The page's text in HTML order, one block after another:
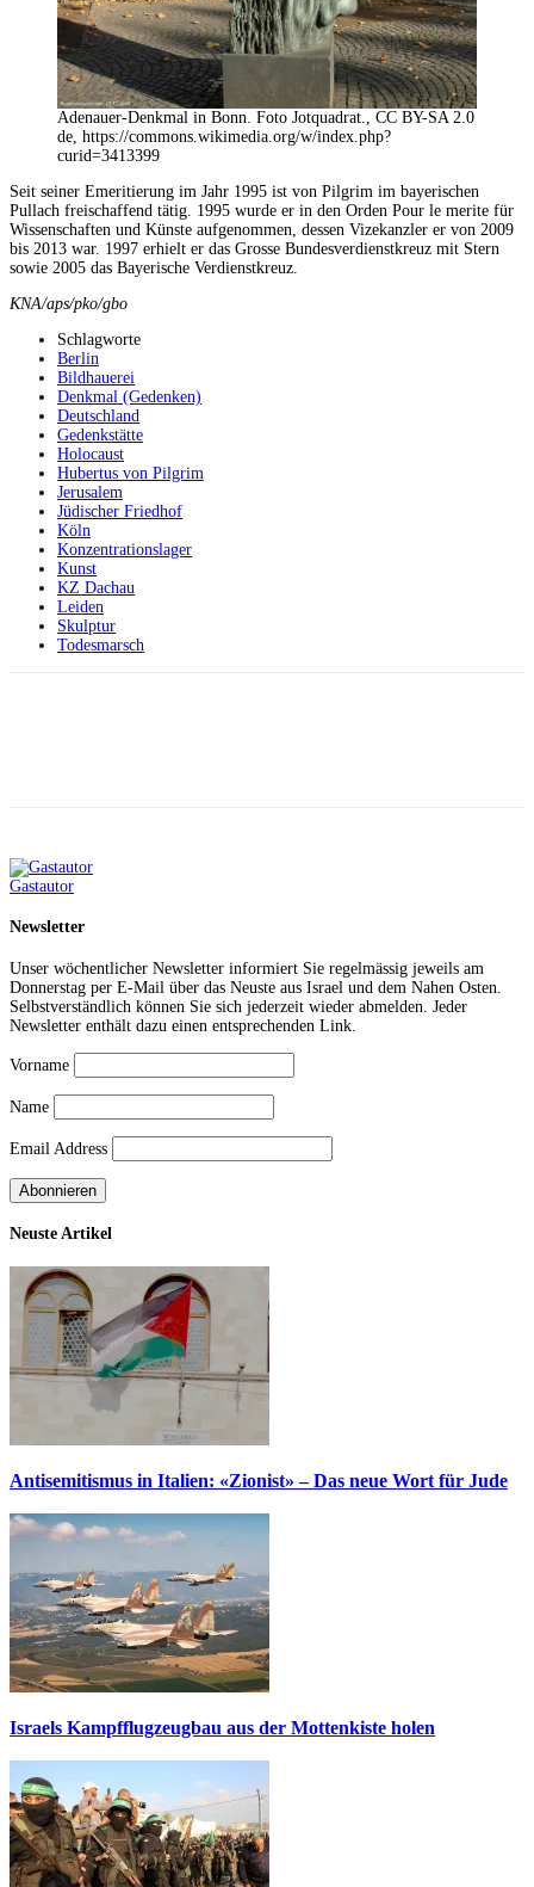
Adenauer-Denkmal in Bonn. Foto Jotquadrat., CC BY-SA 2.0
de, https://commons.wikimedia.org/w/index.php?
curid=3413399
Seit seiner Emeritierung im Jahr 1995 ist von Pilgrim im bayerischen
Pullach freischaffend tätig. 1995 wurde er in den Orden Pour le merite für
Wissenschaften und Künste aufgenommen, dessen Vizekanzler er von 2009
bis 2013 war. 1997 erhielt er das Grosse Bundesverdienstkreuz mit Stern
sowie 2005 das Bayerische Verdienstkreuz.
KNA/aps/pko/gbo
Schlagworte
Berlin
Bildhauerei
Denkmal (Gedenken)
Deutschland
Gedenkstätte
Holocaust
Hubertus von Pilgrim
Jerusalem
Jüdischer Friedhof
Köln
Konzentrationslager
Kunst
KZ Dachau
Leiden
Skulptur
Todesmarsch
Gastautor
Newsletter
Unser wöchentlicher Newsletter informiert Sie regelmässig jeweils am
Donnerstag per E-Mail über das Neuste aus Israel und dem Nahen Osten.
Selbstverständlich können Sie sich jederzeit wieder abmelden. Jeder
Newsletter enthält dazu einen entsprechenden Link.
Vorname
Name
Email Address
Neuste Artikel
Antisemitismus in Italien: «Zionist» – Das neue Wort für Jude
Israels Kampfflugzeugbau aus der Mottenkiste holen